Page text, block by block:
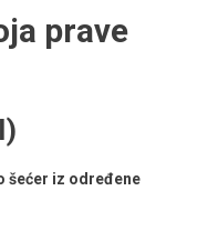
prave
šećer iz određene